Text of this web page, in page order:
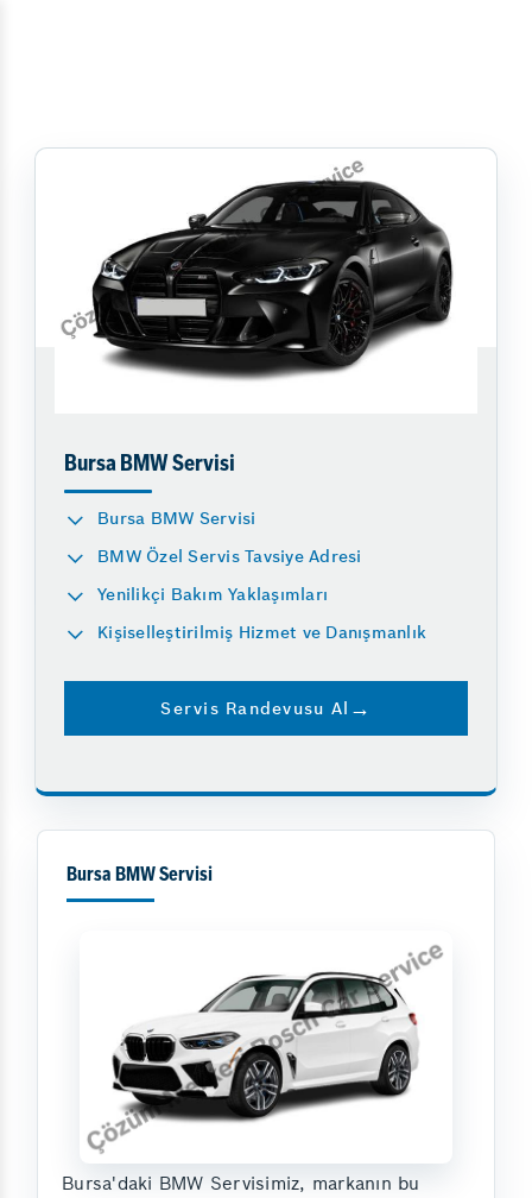
Bursa BMW Servisi
Bursa BMW Servisi
BMW Özel Servis Tavsiye Adresi
Yenilikçi Bakım Yaklaşımları
Kişiselleştirilmiş Hizmet ve Danışmanlık
Servis Randevusu Al
Bursa BMW Servisi
Bursa'daki BMW Servisimiz, markanın bu